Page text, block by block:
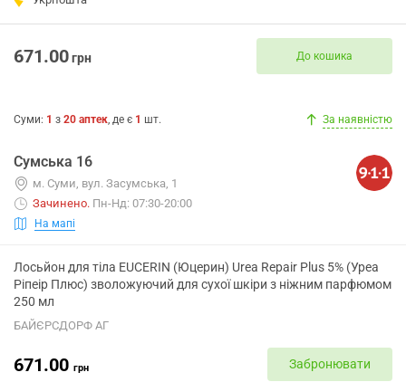
671.00грн До кошика
Суми: 1 з 20 аптек, де є 1 шт. За наявністю
Сумська 16
м. Суми, вул. Засумська, 1
Зачинено. Пн-Нд: 07:30-20:00
На мапі
Лосьйон для тіла EUCERIN (Юцерин) Urea Repair Plus 5% (Уреа
Ріпеір Плюс) зволожуючий для сухої шкіри з ніжним парфюмом
250 мл
БАЙЄРСДОРФ АГ
671.00 грн Забронювати